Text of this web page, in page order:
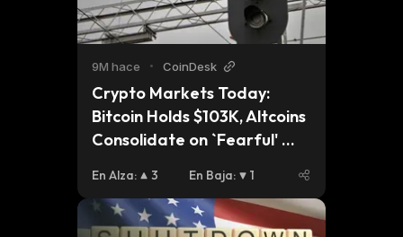
9M hace • CoinDesk
Crypto Markets Today:
Bitcoin Holds $103K, Altcoins
Consolidate on `Fearful'
En Alza: 3 En Baja: 1